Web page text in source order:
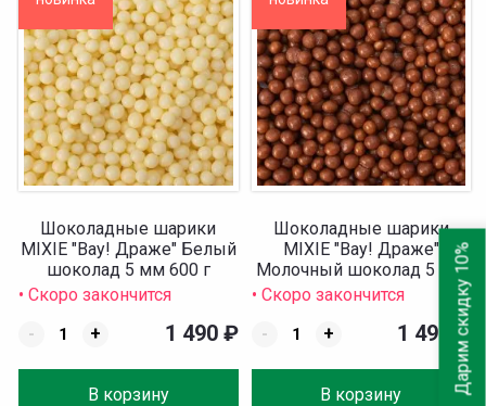
Шоколадные шарики
MIXIE "Вау! Драже" Белый
шоколад 5 мм 600 г
• Скоро закончится
-
+
В корзину
1 490 ₽
Шоколадные шарики
MIXIE "Вау! Драже"
Молочный шоколад 5 мм
600 г
• Скоро закончится
-
+
В корзину
1 490 ₽
Дарим скидку 10%